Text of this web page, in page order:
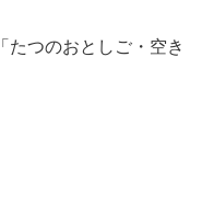
つのおとしご・空き